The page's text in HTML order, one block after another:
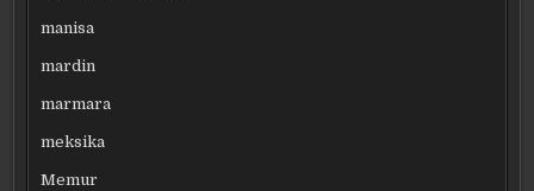
manisa
mardin
marmara
meksika
Memur